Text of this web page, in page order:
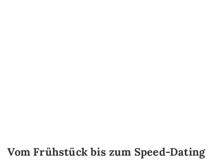
Vom Frühstück bis zum Speed-Dating